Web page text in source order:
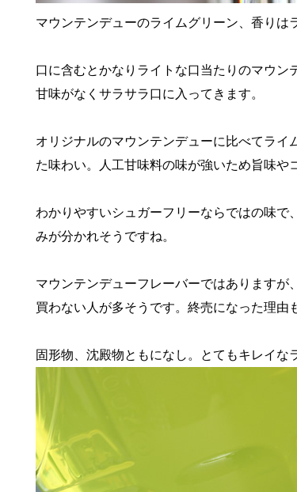
マウンテンデューのライムグリーン、香りは
口に含むとかなりライトな口当たりのマウ
甘味がなくサラサラ口に入ってきます。
オリジナルのマウンテンデューに比べてライ
た味わい。人工甘味料の味が強いため旨味や
わかりやすいシュガーフリーならではの味
みが分かれそうですね。
マウンテンデューフレーバーではあります
買わない人が多そうです。終売になった理由
固形物、沈殿物ともになし。とてもキレイな